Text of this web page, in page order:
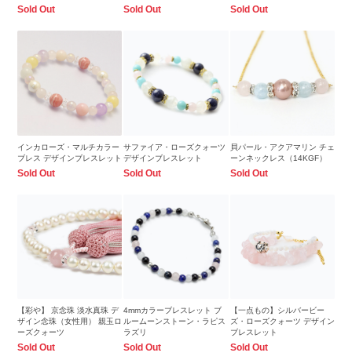
Sold Out Sold Out Sold Out
インカローズ・マルチカラー
ブレス デザインブレスレット
Sold Out
サファイア・ローズクォーツ
デザインブレスレット
Sold Out
貝パール・アクアマリン チェ
ーンネックレス（14KGF）
Sold Out
【彩や】 京念珠 淡水真珠 デ
ザイン念珠（女性用） 親玉ロ
ーズクォーツ
Sold Out
4mmカラーブレスレット ブ
ルームーンストーン・ラピス
ラズリ
Sold Out
【一点もの】シルバービー
ズ・ローズクォーツ デザイン
ブレスレット
Sold Out